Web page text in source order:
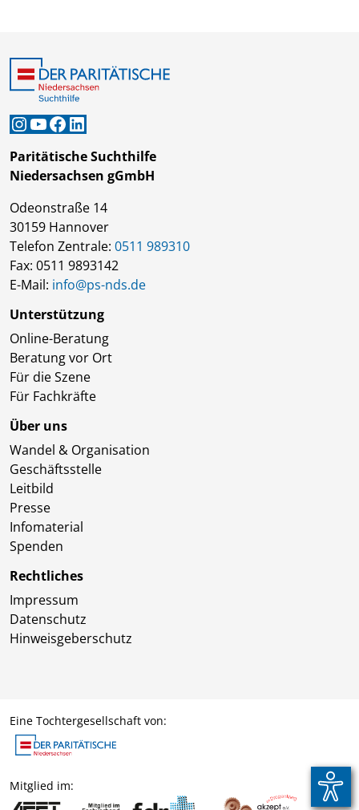
Instagram
YouTube
Facebook
LinkedIn
Paritätische Suchthilfe
Niedersachsen gGmbH
Odeonstraße 14
30159 Hannover
Telefon Zentrale: 0511 989310
Fax: 0511 9893142
E-Mail: info@ps-nds.de
Unterstützung
Online-Beratung
Beratung vor Ort
Für die Szene
Für Fachkräfte
Über uns
Wandel & Organisation
Geschäftsstelle
Leitbild
Presse
Infomaterial
Spenden
Rechtliches
Impressum
Datenschutz
Hinweisgeberschutz
Eine Tochtergesellschaft von:
Mitglied im: